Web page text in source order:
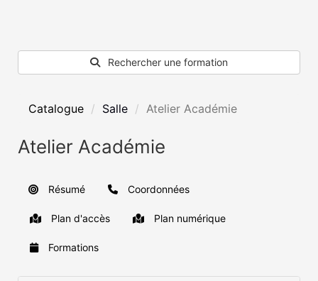
Rechercher une formation
Catalogue Salle Atelier Académie
Atelier Académie
Résumé Coordonnées
Plan d'accès Plan numérique
Formations